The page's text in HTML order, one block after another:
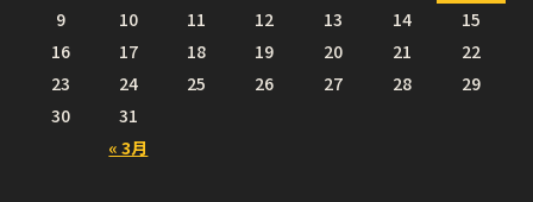
« 3月
9
10 11 12 13 14
15
16
17 18 19 20 21
22
23
24 25 26 27 28
29
30
31